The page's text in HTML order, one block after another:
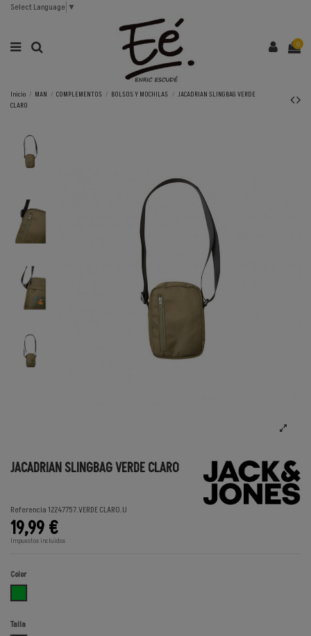
Select Language ▼
0
Inicio MAN COMPLEMENTOS BOLSOS Y MOCHILAS
JACADRIAN SLINGBAG VERDE
CLARO
JACADRIAN SLINGBAG VERDE CLARO
Referencia12247757.VERDE CLARO.U
19,99 €
Impuestos incluidos
Color
Talla